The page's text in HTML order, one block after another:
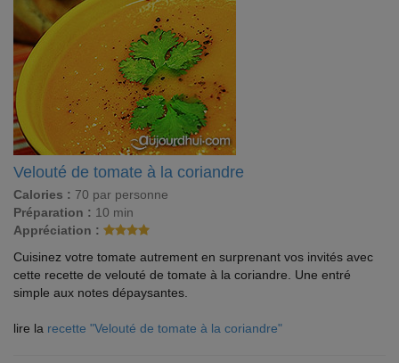
Velouté de tomate à la coriandre
Calories : 70 par personne
Préparation : 10 min
Appréciation :
Cuisinez votre tomate autrement en surprenant vos invités avec
cette recette de velouté de tomate à la coriandre. Une entré
simple aux notes dépaysantes.
lire la recette "Velouté de tomate à la coriandre"